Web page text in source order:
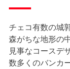
チェコ有数の城
森がちな地形の
見事なコースデ
数多くのバンカ